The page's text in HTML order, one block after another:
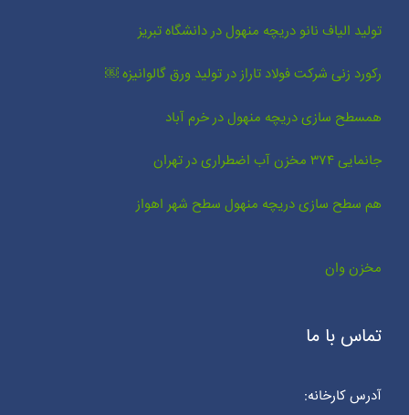
تولید الیاف نانو دریچه منهول در دانشگاه تبریز
رکورد زنی شرکت فولاد تاراز در تولید ورق گالوانیزه ￼
همسطح سازی دریچه منهول در خرم آباد
جانمایی ۳۷۴ مخزن آب اضطراری در تهران
هم سطح سازی دریچه منهول سطح شهر اهواز
مخزن وان
تماس با ما
آدرس کارخانه: